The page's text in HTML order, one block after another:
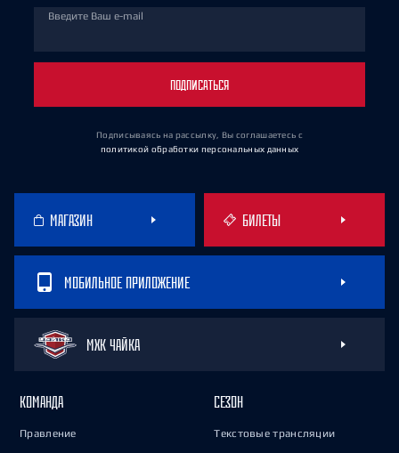
Введите Ваш e-mail
ПОДПИСАТЬСЯ
Подписываясь на рассылку, Вы соглашаетесь с
политикой обработки персональных данных
МАГАЗИН БИЛЕТЫ
МОБИЛЬНОЕ ПРИЛОЖЕНИЕ
МХК ЧАЙКА
КОМАНДА
Правление
СЕЗОН
Текстовые трансляции